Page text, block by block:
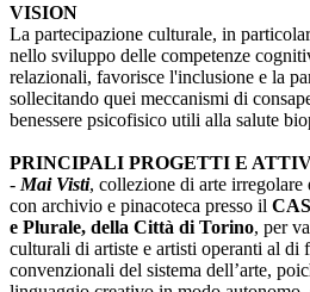
VISION
La partecipazione culturale, in
nello sviluppo delle competenze
relazionali, favorisce l'inclusione e la
sollecitando quei meccanismi di
benessere psicofisico utili alla salute
PRINCIPALI PROGETTI E
- Mai Visti, collezione di arte irregolare
con archivio e pinacoteca presso il
e Plurale, della Città di Torino, per
culturali di artiste e artisti operanti al di
convenzionali del sistema dell’arte,